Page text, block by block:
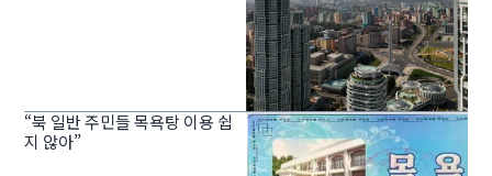
“북 일반 주민들 목욕탕 이용 쉽
지 않아”